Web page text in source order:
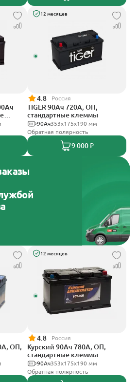
12 месяцев
4.8 Россия
TIGER 90Ач 720А, ОП,
стандартные клеммы
353х175х190 мм
90Ач
Обратная полярность
9 000 ₽
ОП,
12 месяцев
4.8 Россия
Курский 90Ач 780А, ОП,
стандартные клеммы
353x175x190 мм
90Ач
Обратная полярность